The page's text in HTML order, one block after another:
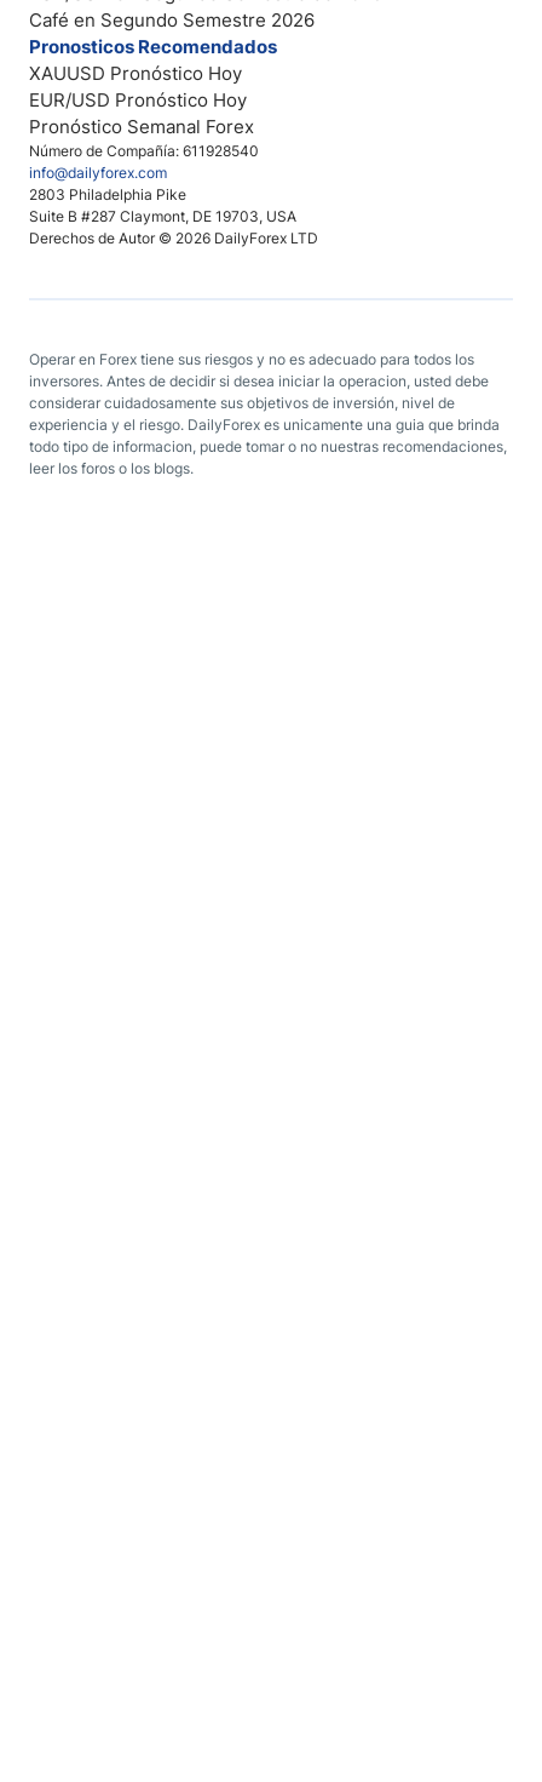
Número de Compañía: 611928540
info@dailyforex.com
2803 Philadelphia Pike
Suite B #287 Claymont, DE 19703, USA
Derechos de Autor © 2026 DailyForex LTD
Café en Segundo Semestre 2026
Pronosticos Recomendados
XAUUSD Pronóstico Hoy
EUR/USD Pronóstico Hoy
Pronóstico Semanal Forex
Operar en Forex tiene sus riesgos y no es adecuado para todos los
inversores. Antes de decidir si desea iniciar la operacion, usted debe
considerar cuidadosamente sus objetivos de inversión, nivel de
experiencia y el riesgo. DailyForex es unicamente una guia que brinda
todo tipo de informacion, puede tomar o no nuestras recomendaciones,
leer los foros o los blogs.